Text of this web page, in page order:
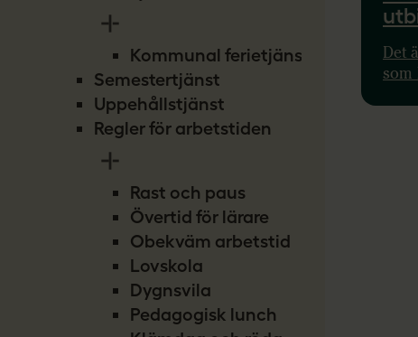
Kommunal ferietjänst
Semestertjänst
Uppehållstjänst
Regler för arbetstiden
Rast och paus
Övertid för lärare
Obekväm arbetstid
Lovskola
Dygnsvila
Pedagogisk lunch
Det
som